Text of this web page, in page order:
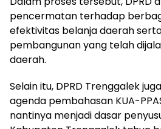
pencermatan terhadap
efektivitas belanja daerah
pembangunan yang telah
daerah.
Selain itu, DPRD Trenggalek
agenda pembahasan KUA-
nantinya menjadi dasar